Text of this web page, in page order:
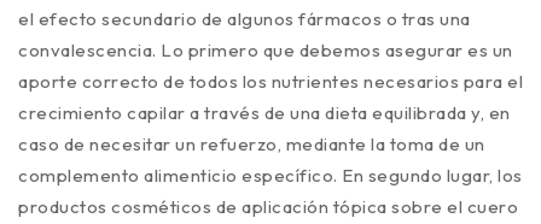
el efecto secundario de algunos fármacos o tras una
convalescencia. Lo primero que debemos asegurar es un
aporte correcto de todos los nutrientes necesarios para el
crecimiento capilar a través de una dieta equilibrada y, en
caso de necesitar un refuerzo, mediante la toma de un
complemento alimenticio específico. En segundo lugar, los
productos cosméticos de aplicación tópica sobre el cuero